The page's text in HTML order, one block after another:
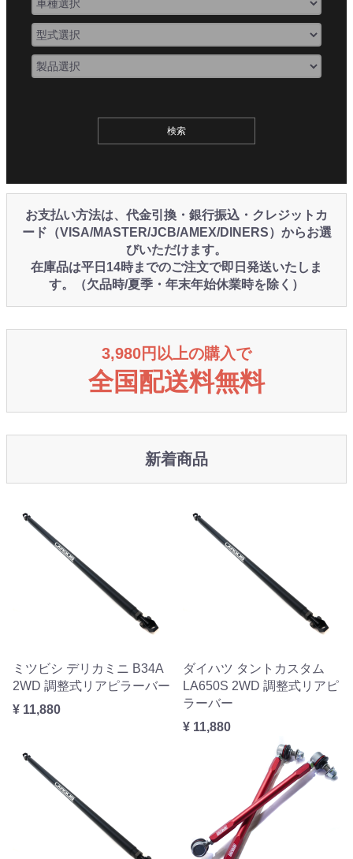
お支払い方法は、代金引換・銀行振込・クレジットカ
ード（VISA/MASTER/JCB/AMEX/DINERS）からお選
びいただけます。
在庫品は平日14時までのご注文で即日発送いたしま
す。（欠品時/夏季・年末年始休業時を除く）
3,980円以上の購入で
全国配送料無料
新着商品
ミツビシ デリカミニ B34A
2WD 調整式リアピラーバー
¥ 11,880
ダイハツ タントカスタム
LA650S 2WD 調整式リアピ
ラーバー
¥ 11,880